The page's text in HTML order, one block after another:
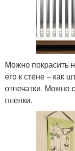
Можно покрасить
его к стене – как
отпечатки. Можно
пленки.